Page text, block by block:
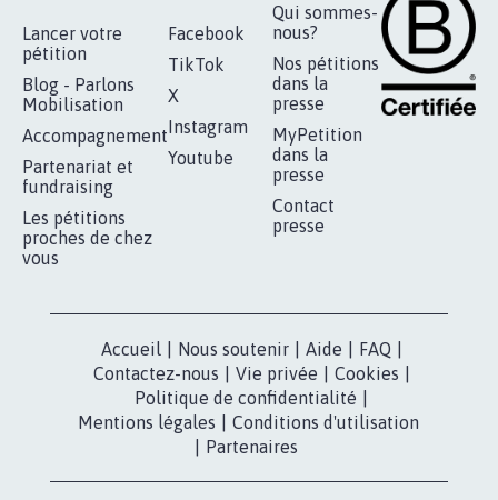
Lancer votre
pétition
Blog - Parlons
Mobilisation
Accompagnement
Partenariat et
fundraising
Les pétitions
proches de chez
vous
Facebook
TikTok
X
Instagram
Youtube
Qui sommes-
nous?
Nos pétitions
dans la
presse
MyPetition
dans la
presse
Contact
presse
Accueil Nous soutenir Aide FAQ
Contactez-nous
Vie privée Cookies
Politique de confidentialité
Mentions légales
Conditions d'utilisation
Partenaires